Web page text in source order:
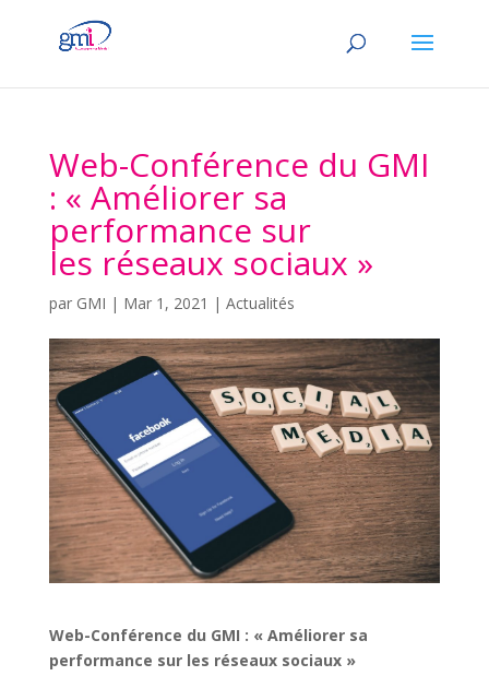
Web-Conférence du GMI
: « Améliorer sa
performance sur
les réseaux sociaux »
par GMI | Mar 1, 2021 | Actualités
Web-Conférence du GMI : « Améliorer sa
performance sur les réseaux sociaux »